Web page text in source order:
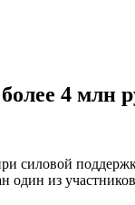
4 млн
силовой
один из